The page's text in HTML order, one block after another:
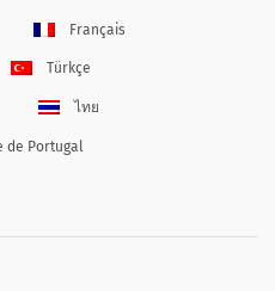
Français
Türkçe
ไทย
de Portugal